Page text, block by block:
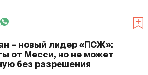
– новый лидер «ПСЖ»:
от Месси, но не может
без разрешения